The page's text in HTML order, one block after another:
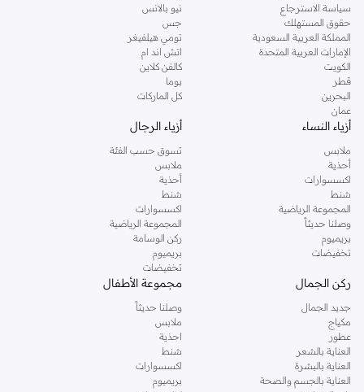
سياسة الاسترجاع
حقوق المستهلك
المملكة العربية السعودية
الإمارات العربية المتحدة
الكويت
قطر
البحرين
عمان
نيو بالانس
جس
تومي هيلفيغر
اتش اند ام
كالفن كلاين
بوما
كل الماركات
أزياء النساء
ملابس
أحذية
اكسسوارات
شنط
المجموعة الرياضية
وصلنا حديثاً
بريميوم
تخفيضات
أزياء الرجال
تسوق حسب الفئة
ملابس
أحذية
شنط
اكسسوارات
المجموعة الرياضية
ركن الوسامة
بريميوم
تخفيضات
ركن الجمال
جديد الجمال
مكياج
عطور
العناية بالشعر
العناية بالبشرة
العناية بالجسم والصحة
مجموعة الأطفال
وصلنا حديثاً
ملابس
احذية
شنط
اكسسوارات
بريميوم